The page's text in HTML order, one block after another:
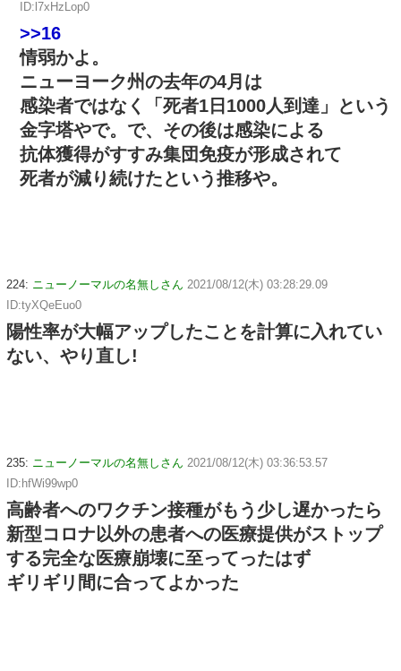
ID:l7xHzLop0
>>16
情弱かよ。
ニューヨーク州の去年の4月は
感染者ではなく「死者1日1000人到達」という
金字塔やで。で、その後は感染による
抗体獲得がすすみ集団免疫が形成されて
死者が減り続けたという推移や。
224: ニューノーマルの名無しさん 2021/08/12(木) 03:28:29.09
ID:tyXQeEuo0
陽性率が大幅アップしたことを計算に入れてい
ない、やり直し!
235: ニューノーマルの名無しさん 2021/08/12(木) 03:36:53.57
ID:hfWi99wp0
高齢者へのワクチン接種がもう少し遅かったら
新型コロナ以外の患者への医療提供がストップ
する完全な医療崩壊に至ってったはず
ギリギリ間に合ってよかった